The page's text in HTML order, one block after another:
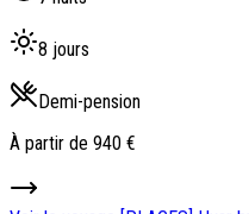
8 jours
Demi-pension
À partir de 940 €